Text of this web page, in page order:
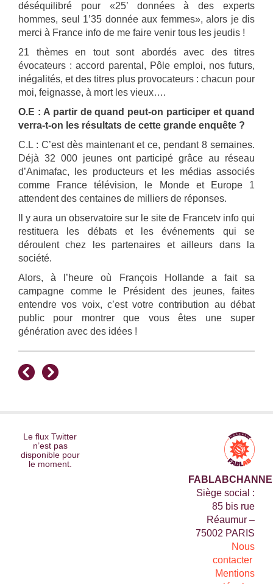
déséquilibré pour «25’ données à des experts
hommes, seul 1’35 donnée aux femmes», alors je dis
merci à France info de me faire venir tous les jeudis !
21 thèmes en tout sont abordés avec des titres
évocateurs : accord parental, Pôle emploi, nos futurs,
inégalités, et des titres plus provocateurs : chacun pour
moi, feignasse, à mort les vieux….
O.E : A partir de quand peut-on participer et quand
verra-t-on les résultats de cette grande enquête ?
C.L : C’est dès maintenant et ce, pendant 8 semaines.
Déjà 32 000 jeunes ont participé grâce au réseau
d’Animafac, les producteurs et les médias associés
comme France télévision, le Monde et Europe 1
attendent des centaines de milliers de réponses.
Il y aura un observatoire sur le site de Francetv info qui
restituera les débats et les événements qui se
déroulent chez les partenaires et ailleurs dans la
société.
Alors, à l’heure où François Hollande a fait sa
campagne comme le Président des jeunes, faites
entendre vos voix, c’est votre contribution au débat
public pour montrer que vous êtes une super
génération avec des idées !
Le flux Twitter
n’est pas
disponible pour
le moment.
Siège social :
85 bis rue
Réaumur –
75002 PARIS
Nous
contacter
Mentions